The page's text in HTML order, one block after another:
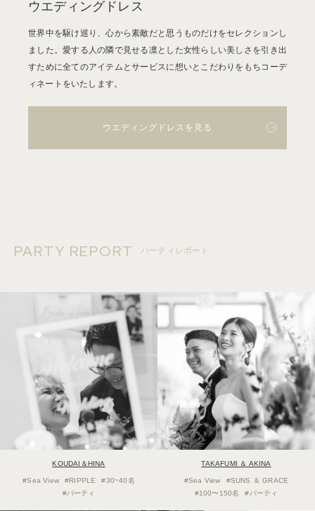
ウエディングドレス
世界中を駆け巡り、心から素敵だと思うものだけをセレクションし
ました。愛する人の隣で見せる凛とした女性らしい美しさを引き出
すために全てのアイテムとサービスに想いとこだわりをもちコーデ
ィネートをいたします。
ウエディングドレスを見る
PARTY REPORT パーティレポート
KOUDAI＆HINA
#Sea View #RIPPLE
#30~40名
#パーティ
TAKAFUMI ＆ AKINA
#Sea View
#SUNS ＆ GRACE
#100〜150名
#パーティ